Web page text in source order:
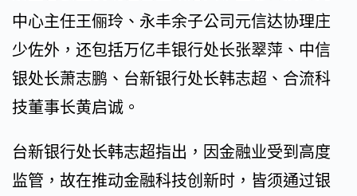
中心主任王俪玲、永丰余子公司元信达协理庄
少佐外，还包括万亿丰银行处长张翠萍、中信
银处长萧志鹏、台新银行处长韩志超、合流科
技董事长黄启诚。
台新银行处长韩志超指出，因金融业受到高度
监管，故在推动金融科技创新时，皆须通过银